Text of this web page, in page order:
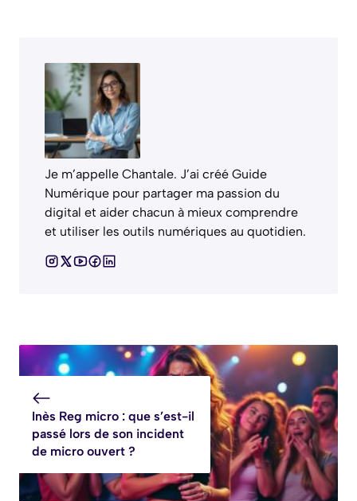
Je m’appelle Chantale. J’ai créé Guide
Numérique pour partager ma passion du
digital et aider chacun à mieux comprendre
et utiliser les outils numériques au quotidien.
Inès Reg micro : que s’est-il
passé lors de son incident
de micro ouvert ?